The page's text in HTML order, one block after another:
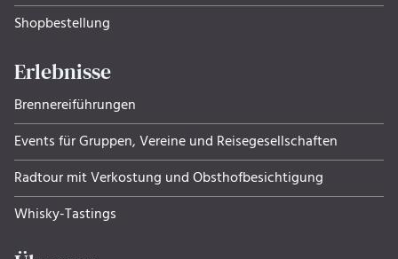
Shopbestellung
Erlebnisse
Brennereiführungen
Events für Gruppen, Ver­eine und Rei­se­ge­sell­schaf­ten
Radtour mit Verkostung und Obsthof­be­sich­ti­gung
Whisky-Tastings